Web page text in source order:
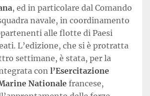
, ed in particolare dal Comando
navale, in coordinamento
alle flotte di Paesi
L’edizione, che si è protratta
settimane, è stata, per la
con l’Esercitazione
Nationale francese,